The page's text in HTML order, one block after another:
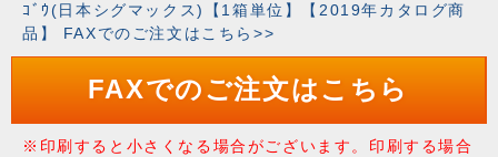
ｺﾞｳ(日本シグマックス)【1箱単位】【2019年カタログ商
品】 FAXでのご注文はこちら>>
FAXでのご注文はこちら
※印刷すると小さくなる場合がございます。印刷する場合